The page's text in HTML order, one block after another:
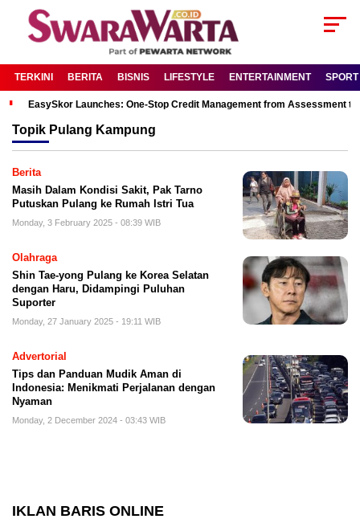
TERKINI BERITA BISNIS LIFESTYLE ENTERTAINMENT SPORT
EasySkor Launches: One-Stop Credit Management from Assessment
Topik Pulang Kampung
Berita
Masih Dalam Kondisi Sakit, Pak Tarno
Putuskan Pulang ke Rumah Istri Tua
Monday, 3 February 2025 - 08:39 WIB
Olahraga
Shin Tae-yong Pulang ke Korea Selatan
dengan Haru, Didampingi Puluhan
Suporter
Monday, 27 January 2025 - 19:11 WIB
Advertorial
Tips dan Panduan Mudik Aman di
Indonesia: Menikmati Perjalanan dengan
Nyaman
Monday, 2 December 2024 - 03:43 WIB
IKLAN BARIS ONLINE